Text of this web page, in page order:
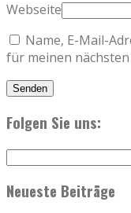
Webseite
Name, E-Mail-
für meinen
Folgen Sie uns:
Neueste Beiträge